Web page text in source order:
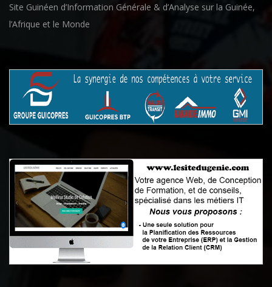
Site Guinéen d’Information Générale & d’Analyse sur la Guinée,
l’Afrique et le Monde